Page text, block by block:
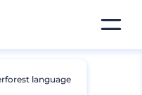
language